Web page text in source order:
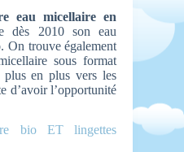
eau micellaire en
dès 2010 son eau
On trouve également
sous format
en plus vers les
d’avoir l’opportunité
bio ET lingettes